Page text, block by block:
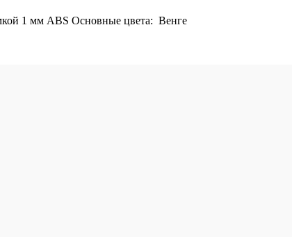
1 мм ABS Основные цвета: Венге